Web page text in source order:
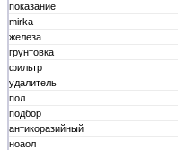
показание
mirka
железа
грунтовка
фильтр
удалитель
пол
подбор
антикоразийный
ноаол